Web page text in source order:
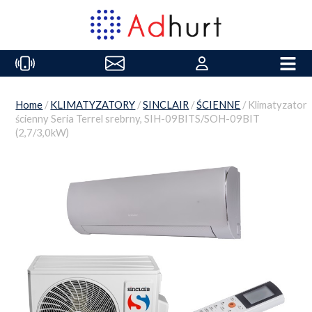
Home /KLIMATYZATORY /SINCLAIR /ŚCIENNE / Klimatyzator
ścienny Seria Terrel srebrny, SIH-09BITS/SOH-09BIT
(2,7/3,0kW)